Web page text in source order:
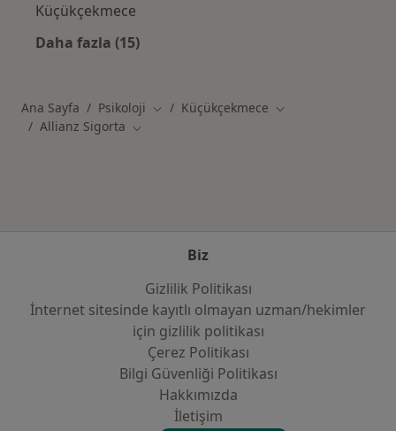
Küçükçekmece
Daha fazla (15)
Ana Sayfa Psikoloji Şehir değiştir
Küçükçekmece Şehir değiştir
Allianz Sigorta Şehir değiştir
Biz
Gizlilik Politikası
İnternet sitesinde kayıtlı olmayan uzman/hekimler
i̇çin gizlilik politikası
Çerez Politikası
Bilgi Güvenliği Politikası
Hakkımızda
İletişim